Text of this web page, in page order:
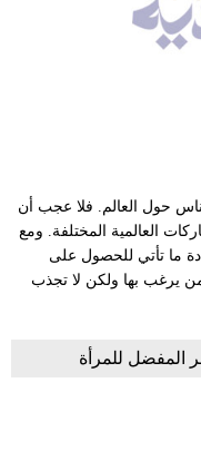
حول العالم. فلا عجب أن
العالمية المختلفة. ومع
ما تأتي للحصول على
يرغب بها ولكن لا تجذب
المفضل للمرأة